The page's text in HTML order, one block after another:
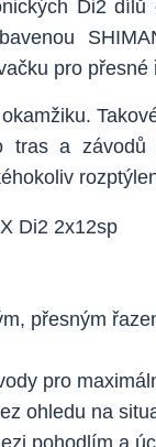
Di2
pro přesné
a závodů
přesným
pro
ohledu na
pohodlím a